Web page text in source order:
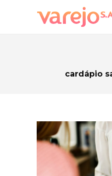
cardápio